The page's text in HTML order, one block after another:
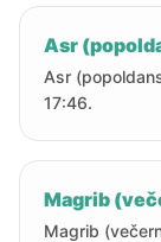
Asr
Asr
17:46.
Magrib
Magrib